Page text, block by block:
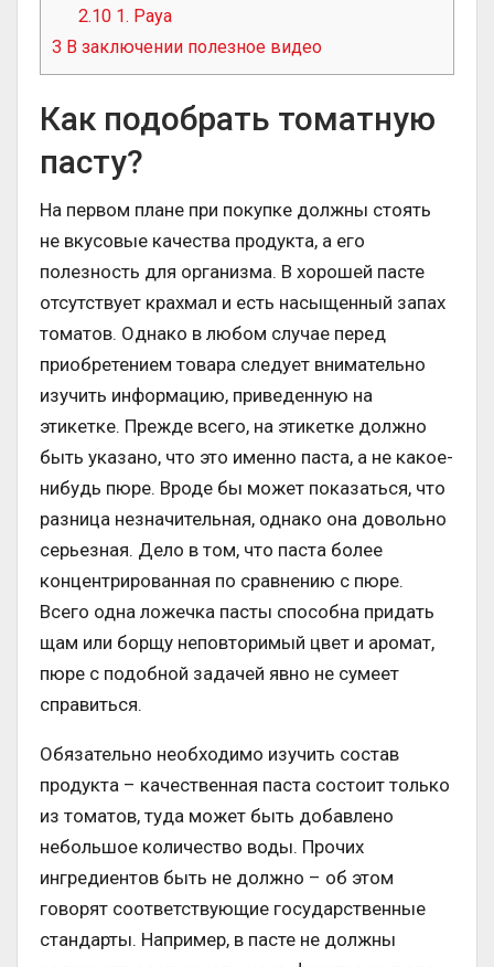
2.10 1. Paya
3 В заключении полезное видео
Как подобрать томатную
пасту?
На первом плане при покупке должны стоять
не вкусовые качества продукта, а его
полезность для организма. В хорошей пасте
отсутствует крахмал и есть насыщенный запах
томатов. Однако в любом случае перед
приобретением товара следует внимательно
изучить информацию, приведенную на
этикетке. Прежде всего, на этикетке должно
быть указано, что это именно паста, а не какое-
нибудь пюре. Вроде бы может показаться, что
разница незначительная, однако она довольно
серьезная. Дело в том, что паста более
концентрированная по сравнению с пюре.
Всего одна ложечка пасты способна придать
щам или борщу неповторимый цвет и аромат,
пюре с подобной задачей явно не сумеет
справиться.
Обязательно необходимо изучить состав
продукта – качественная паста состоит только
из томатов, туда может быть добавлено
небольшое количество воды. Прочих
ингредиентов быть не должно – об этом
говорят соответствующие государственные
стандарты. Например, в пасте не должны